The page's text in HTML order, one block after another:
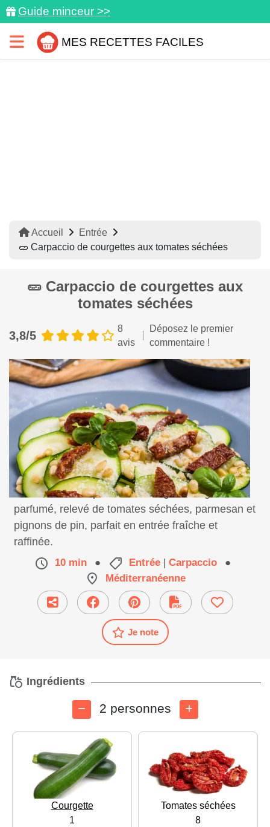
Guide minceur >>
MES RECETTES FACILES
Accueil
Entrée
🥒 Carpaccio de courgettes aux tomates séchées
🥒 Carpaccio de courgettes aux
tomates séchées
3,8/5
8
avis
Déposez le premier
commentaire !
Savourez un carpaccio de courgettes léger et
parfumé, relevé de tomates séchées, parmesan et
pignons de pin, parfait en entrée fraîche et
raffinée.
10 min ● Entrée | Carpaccio
●
Méditerranéenne
Je note
Ingrédients
2 personnes
Courgette
1
Tomates séchées
8